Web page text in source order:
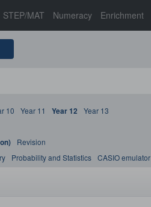
STEP/MAT Numeracy Enrichment
10 Year 11 Year 12
Year 13
Revision
Probability and Statistics CASIO emulator